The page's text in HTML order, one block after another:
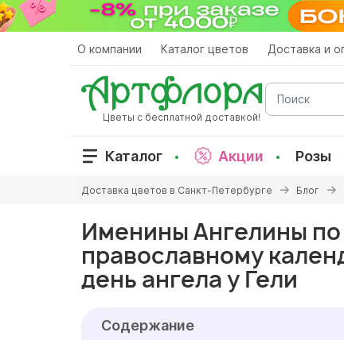
Перейти
к
О компании Каталог цветов Доставка и
Цветы с бесплатной доставкой!
Поиск
Каталог Акции Розы
здесь
Доставка цветов в Санкт-Петербурге Блог
Именины Ангелины по
православному
день ангела у Гели
Содержание